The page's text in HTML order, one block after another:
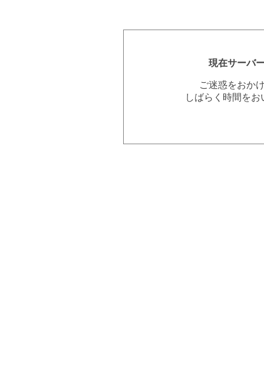
現在サーバ
ご迷惑をおか
しばらく時間を